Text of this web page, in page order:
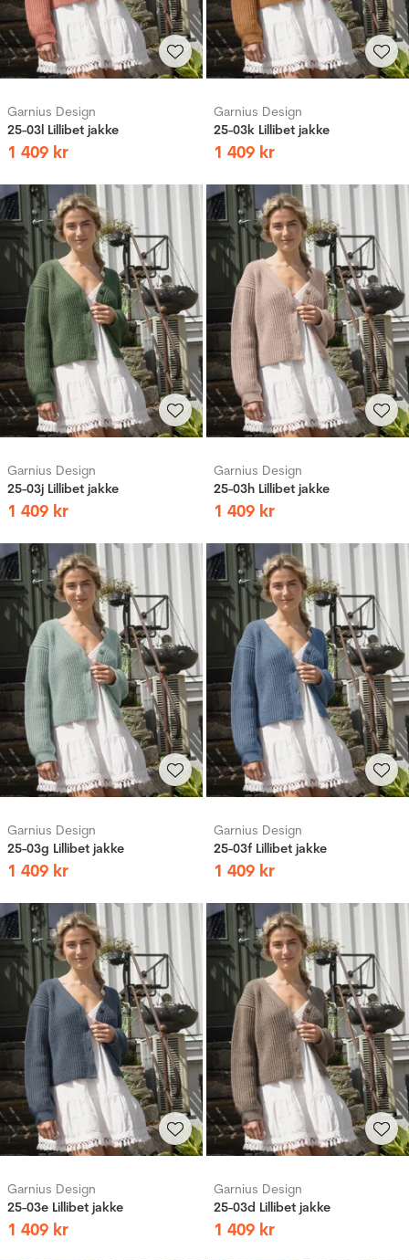
Garnius Design
25-03l Lillibet jakke
1 409 kr
Garnius Design
25-03k Lillibet jakke
1 409 kr
Garnius Design
25-03j Lillibet jakke
1 409 kr
Garnius Design
25-03h Lillibet jakke
1 409 kr
Garnius Design
25-03g Lillibet jakke
1 409 kr
Garnius Design
25-03f Lillibet jakke
1 409 kr
Garnius Design
25-03e Lillibet jakke
1 409 kr
Garnius Design
25-03d Lillibet jakke
1 409 kr